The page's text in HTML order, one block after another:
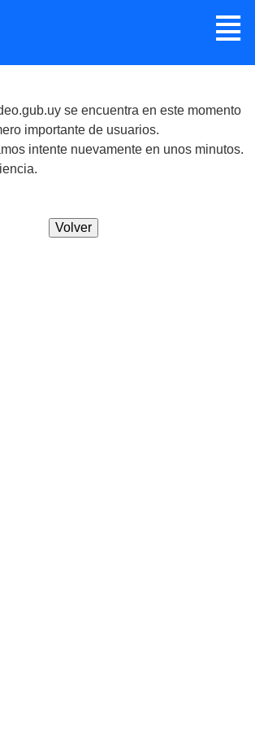
≣
se encuentra en este momento
importante de usuarios.
intente nuevamente en unos minutos.
Volver